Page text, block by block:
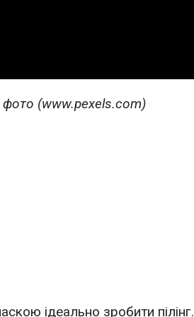
(www.pexels.com)
ідеально зробити пілінг.